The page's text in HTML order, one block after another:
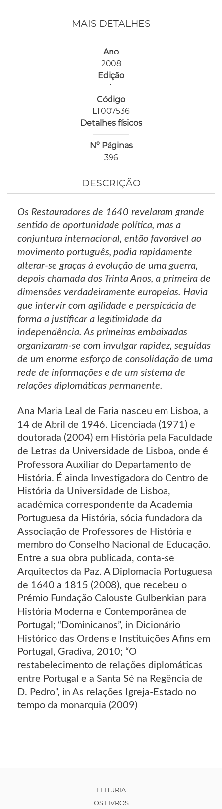
MAIS DETALHES
Ano
2008
Edição
1
Código
LT007536
Detalhes físicos
Nº Páginas
396
DESCRIÇÃO
Os Restauradores de 1640 revelaram grande
sentido de oportunidade política, mas a
conjuntura internacional, então favorável ao
movimento português, podia rapidamente
alterar-se graças à evolução de uma guerra,
depois chamada dos Trinta Anos, a primeira de
dimensões verdadeiramente europeias. Havia
que intervir com agilidade e perspicácia de
forma a justificar a legitimidade da
independência. As primeiras embaixadas
organizaram-se com invulgar rapidez, seguidas
de um enorme esforço de consolidação de uma
rede de informações e de um sistema de
relações diplomáticas permanente.
Ana Maria Leal de Faria nasceu em Lisboa, a
14 de Abril de 1946. Licenciada (1971) e
doutorada (2004) em História pela Faculdade
de Letras da Universidade de Lisboa, onde é
Professora Auxiliar do Departamento de
História. É ainda Investigadora do Centro de
História da Universidade de Lisboa,
académica correspondente da Academia
Portuguesa da História, sócia fundadora da
Associação de Professores de História e
membro do Conselho Nacional de Educação.
Entre a sua obra publicada, conta-se
Arquitectos da Paz. A Diplomacia Portuguesa
de 1640 a 1815 (2008), que recebeu o
Prémio Fundação Calouste Gulbenkian para
História Moderna e Contemporânea de
Portugal; “Dominicanos”, in Dicionário
Histórico das Ordens e Instituições Afins em
Portugal, Gradiva, 2010; “O
restabelecimento de relações diplomáticas
entre Portugal e a Santa Sé na Regência de
D. Pedro”, in As relações Igreja-Estado no
tempo da monarquia (2009)
LEITURIA
OS LIVROS